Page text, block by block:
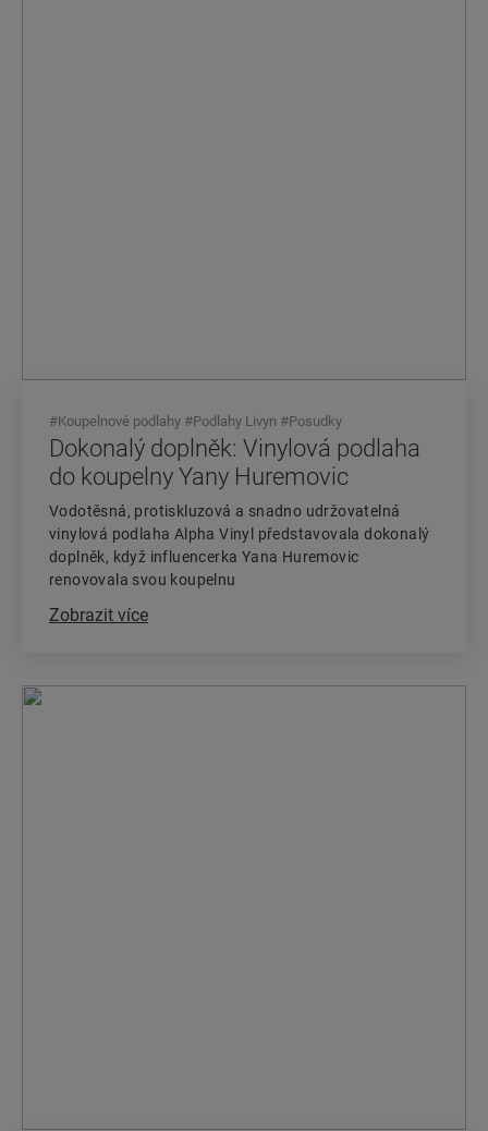
Dokonalý doplněk: Vinylová podlaha
do koupelny Yany Huremovic
Vodotěsná, protiskluzová a snadno udržovatelná
vinylová podlaha Alpha Vinyl představovala dokonalý
doplněk, když influencerka Yana Huremovic
renovovala svou koupelnu
Zobrazit více
#Koupelnové podlahy #Podlahy Livyn #Posudky